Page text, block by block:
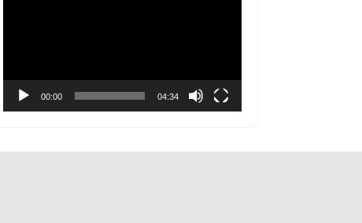
00:00 04:34